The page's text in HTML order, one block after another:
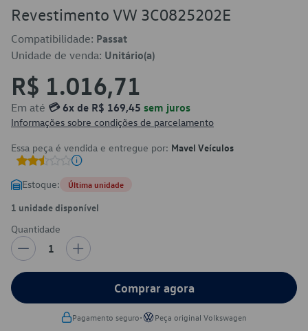
Revestimento VW 3C0825202E
Compatibilidade: Passat
Unidade de venda: Unitário(a)
R$ 1.016,71
Em até 💳 6x de R$ 169,45 sem juros
Informações sobre condições de parcelamento
Essa peça é vendida e entregue por: Mavel Veículos
Estoque: Última unidade
1 unidade disponível
Quantidade
1
Comprar agora
Pagamento seguro• Peça original Volkswagen